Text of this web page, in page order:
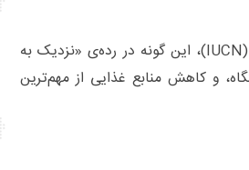
در فهرست اتحادیه جهانی حفاظت از طبیعت (IUCN)، این گونه در رده‌ی «نزدیک به
و کاهش منابع غذایی از مهم‌ترین